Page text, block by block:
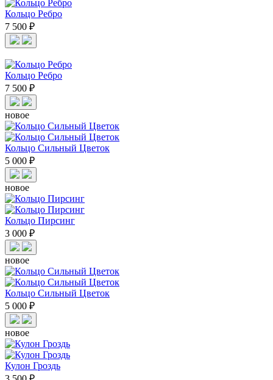
Кольцо Ребро
7 500 ₽
Кольцо Ребро
7 500 ₽
новое
Кольцо Сильный Цветок
5 000 ₽
новое
Кольцо Пирсинг
3 000 ₽
новое
Кольцо Сильный Цветок
5 000 ₽
новое
Кулон Гроздь